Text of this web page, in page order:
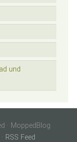
und
· MoppedBlog
· RSS Feed